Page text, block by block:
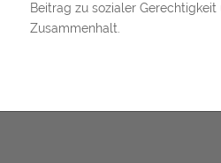
Beitrag zu sozialer
Zusammenhalt.